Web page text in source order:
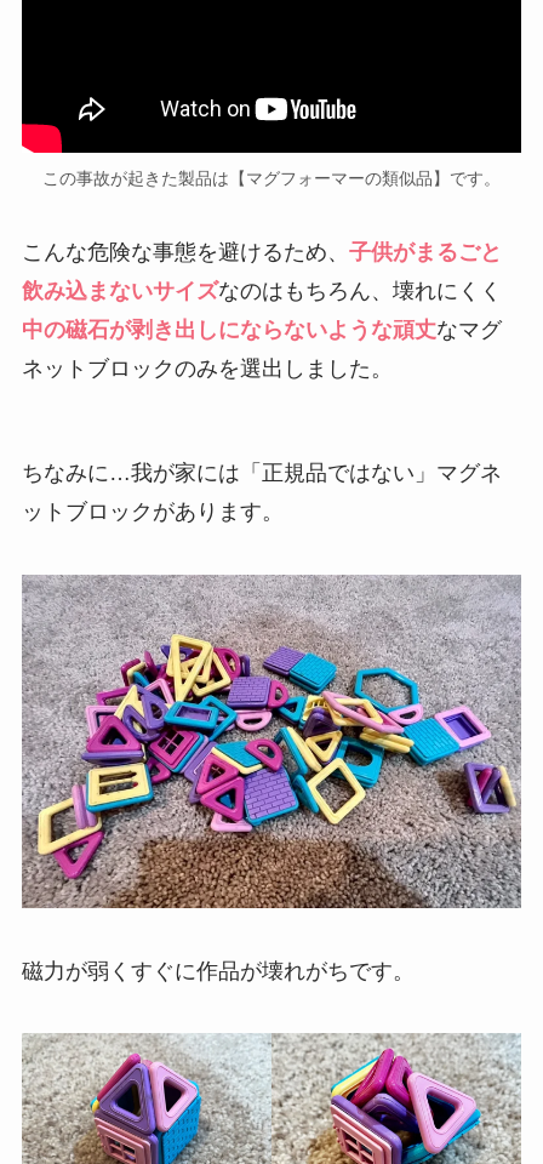
この事故が起きた製品は【マグフォーマーの類似品】です。
こんな危険な事態を避けるため、 子供がまるごと
飲み込まないサイズなのはもちろん、壊れにくく
中の磁石が剥き出しにならないような頑丈なマグ
ネットブロックのみを選出しました。
ちなみに…我が家には「正規品ではない」マグネ
ットブロックがあります。
磁力が弱くすぐに作品が壊れがちです。